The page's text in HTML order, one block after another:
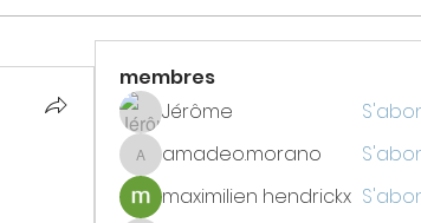
membres
Jérôme
amadeo.morano
amadeo.morano
maximilien hendrickx